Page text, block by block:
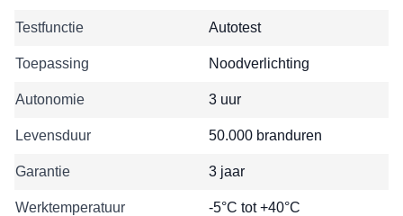
Testfunctie Autotest
Toepassing Noodverlichting
Autonomie 3 uur
Levensduur 50.000 branduren
Garantie 3 jaar
Werktemperatuur -5°C tot +40°C